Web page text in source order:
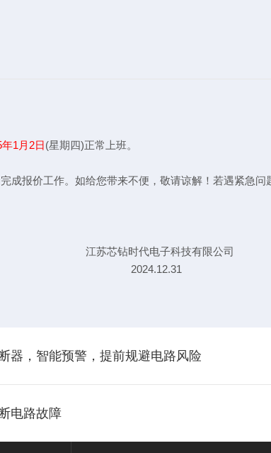
1月2日(星期四)正常上班。
价工作。如给您带来不便，敬请谅解！若遇紧急问
技有限公司
器，智能预警，提前规避电路风险
电路故障